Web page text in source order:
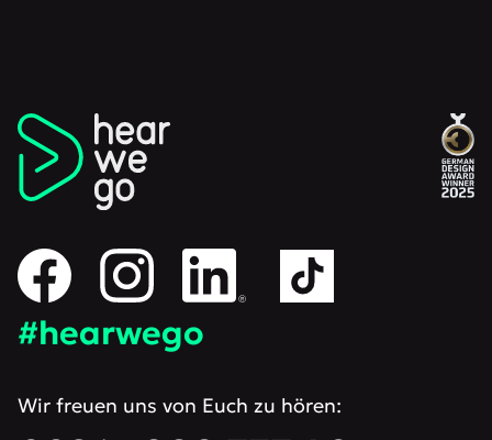
#hearwego
Wir freuen uns von Euch zu hören: